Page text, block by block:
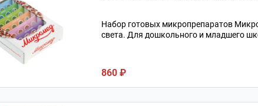
Набор готовых микропрепаратов
света. Для дошкольного и младшего
860 ₽